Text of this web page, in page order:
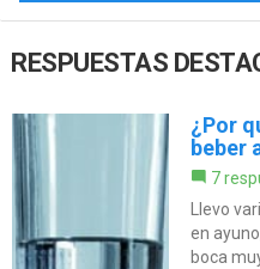
RESPUESTAS
¿Por
beber
7
Llevo
en
boca